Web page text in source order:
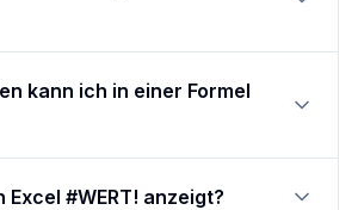
kann ich in einer Formel
Excel #WERT! anzeigt?